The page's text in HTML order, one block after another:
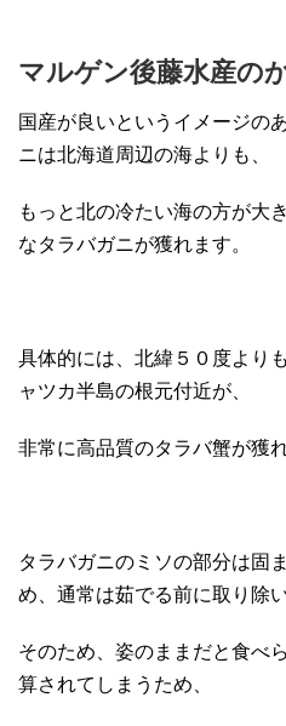
マルゲン後藤水産の
国産が良いというイメージの
ニは北海道周辺の海よりも、
もっと北の冷たい海の方が大
なタラバガニが獲れます。
具体的には、北緯５０度より
ャツカ半島の根元付近が、
非常に高品質のタラバ蟹が獲
タラバガニのミソの部分は固
め、通常は茹でる前に取り除
そのため、姿のままだと食べ
算されてしまうため、